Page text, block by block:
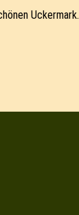
Uckermark.